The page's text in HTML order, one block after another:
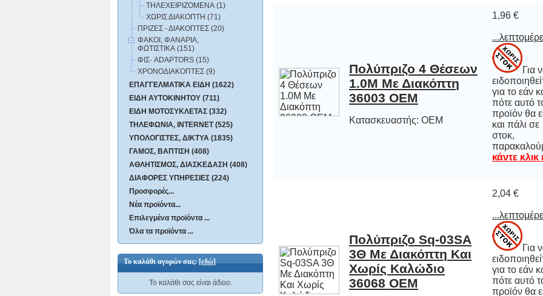
ΤΗΛΕΧΕΙΡΙΖΟΜΕΝΑ (1)
ΧΩΡΙΣ ΔΙΑΚΟΠΤΗ (71)
ΠΡΙΖΕΣ - ΔΙΑΚΟΠΤΕΣ (20)
ΦΑΚΟΙ, ΦΑΝΑΡΙΑ,
ΦΩΤΙΣΤΙΚΑ (151)
ΦΙΣ- ADAPTORS (15)
ΧΡΟΝΟΔΙΑΚΟΠΤΕΣ (9)
ΕΠΑΓΓΕΛΜΑΤΙΚΑ ΕΙΔΗ (1622)
ΕΙΔΗ ΑΥΤΟΚΙΝΗΤΟΥ (711)
ΕΙΔΗ ΜΟΤΟΣΥΚΛΕΤΑΣ (332)
ΤΗΛΕΦΩΝΙΑ, INTERNET (525)
ΥΠΟΛΟΓΙΣΤΕΣ, ΔΙΚΤΥΑ (1835)
ΓΑΜΟΣ, ΒΑΠΤΙΣΗ (408)
ΑΘΛΗΤΙΣΜΟΣ, ΔΙΑΣΚΕΔΑΣΗ (408)
ΔΙΑΦΟΡΕΣ ΥΠΗΡΕΣΙΕΣ (224)
Προσφορές...
Νέα προϊόντα...
Επιλεγμένα προϊόντα ...
Όλα τα προϊόντα ...
Το καλάθι αγορών σας:[εδώ]
Το καλάθι σας είναι άδειο.
Πολύπριζο 4 Θέσεων
1.0M Με Διακόπτη
36003 OEM
Κατασκευαστής: OEM
1,96 €
Για
για το εάν
πότε
προϊόν θα
και
κάντε
Πολύπριζο Sq-03SA
3Θ Με Διακόπτη Και
Χωρίς Καλώδιο
36068 OEM
2,04 €
Για
για το εάν
πότε
προϊόν θα
και